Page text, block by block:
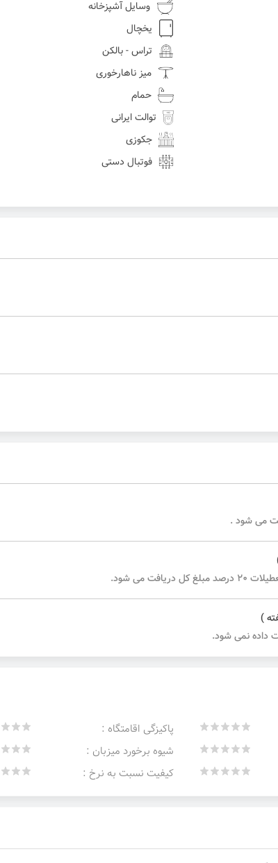
وسایل آشپزخانه
یخچال
تراس - بالکن
میز ناهارخوری
حمام
توالت ایرانی
جکوزی
فوتبال دستی
می شود .
می شود.
)
داده نمی شود.
پاکیزگی اقامتگاه :
شیوه برخورد میزبان :
کیفیت نسبت به نرخ :